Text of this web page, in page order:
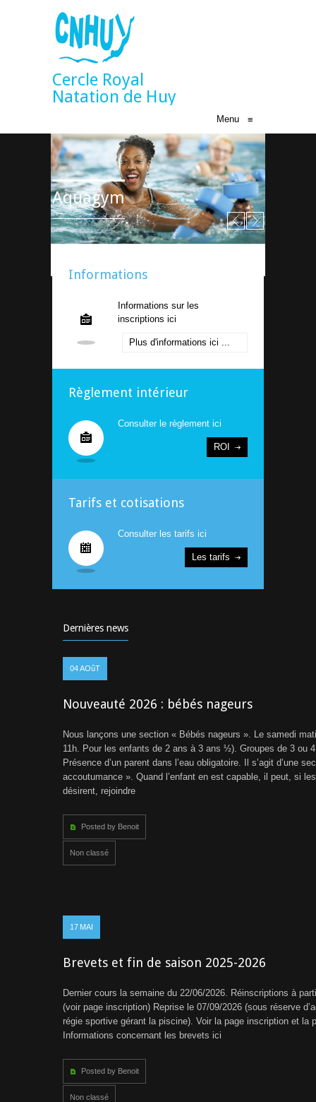
Cercle Royal
Natation de Huy
Menu ≡
Aquagym
Informations
Informations sur les
inscriptions ici
Plus d'informations ici ...
Règlement intérieur
Consulter le règlement ici
ROI
Tarifs et cotisations
Consulter les tarifs ici
Les tarifs
Dernières news
04AOûT
Nouveauté 2026 : bébés nageurs
Nous lançons une section « Bébés nageurs ». Le samedi
11h. Pour les enfants de 2 ans à 3 ans ½). Groupes de 3 ou
Présence d’un parent dans l’eau obligatoire. Il s’agit d’une
accoutumance ». Quand l’enfant en est capable, il peut, si
désirent, rejoindre
Posted by Benoit
Non classé
17 MAI
Brevets et fin de saison 2025-2026
Dernier cours la semaine du 22/06/2026. Réinscriptions à
(voir page inscription) Reprise le 07/09/2026 (sous réserve
régie sportive gérant la piscine). Voir la page inscription et la
Informations concernant les brevets ici
Posted by Benoit
Non classé